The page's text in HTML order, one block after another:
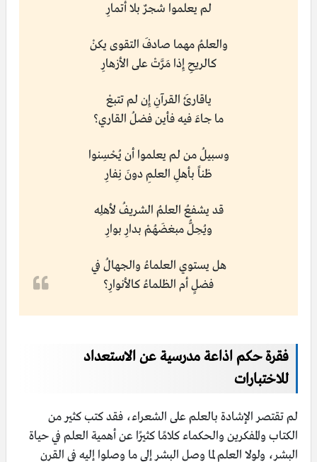
لم يعلموا شجرٌ بلا أتمارِ
والعلمُ مهما صادفَ التقوى يكنْ
كالريحِ إِذا مَرَّتْ على الأزهارِ
ياقارئَ القرآنِ إِن لم تتبعْ
ما جاءَ فيه فأين فضلُ القاري؟
وسبيلُ من لم يعلموا أن يُحْسِنوا
ظناً بأهلِ العلمِ دونَ نِفارِ
قد يشفعُ العلمُ الشريفُ لأهلِه
ويُحِلُّ مبغضَهُمْ بدارِ بوارِ
هل يستوي العلماءُ والجهالُ في
فضلٍ أم الظلماءُ كالأنوارِ؟
فقرة حكم اذاعة مدرسية عن الاستعداد
للاختبارات
لم تقتصر الإشادة بالعلم على الشعراء، فقد كتب كثير من
الكتاب والمفكرين والحكماء كلامًا كثيرًا عن أهمية العلم في حياة
البشر، ولولا العلم لما وصل البشر إلى ما وصلوا إليه في القرن